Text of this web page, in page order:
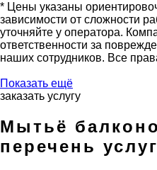
* Цены указаны
зависимости от сложности
уточняйте у оператора.
ответственности за
наших сотрудников. Все
Показать ещё
заказать услугу
Мытьё
перечень услуг